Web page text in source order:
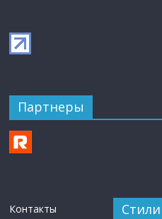
Партнеры
Контакты
Стили